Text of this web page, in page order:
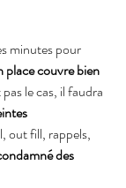
minutes pour
place couvre bien
le cas, il faudra
out fill, rappels,
des